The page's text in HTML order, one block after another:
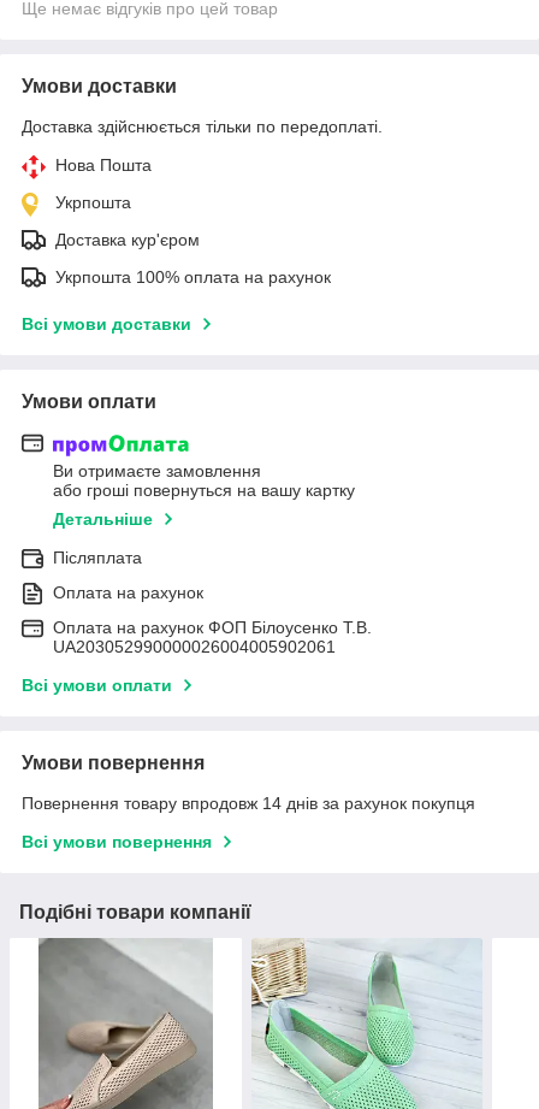
Ще немає відгуків про цей товар
Умови доставки
Доставка здійснюється тільки по передоплаті.
Нова Пошта
Укрпошта
Доставка кур'єром
Укрпошта 100% оплата на рахунок
Всі умови доставки
Умови оплати
Ви отримаєте замовлення
або гроші повернуться на вашу картку
Детальніше
Післяплата
Оплата на рахунок
Оплата на рахунок ФОП Білоусенко Т.В.
UA203052990000026004005902061
Всі умови оплати
Умови повернення
Повернення товару впродовж 14 днів за рахунок покупця
Всі умови повернення
Подібні товари компанії